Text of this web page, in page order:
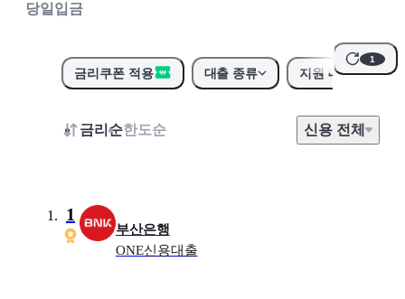
0
당일입금
금리쿠폰 적용 대출 종류 지원 대상
1
금리순한도순 신용 전체
1
부산은행
ONE신용대출